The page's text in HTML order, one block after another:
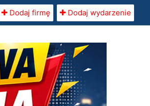
Dodaj firmę Dodaj wydarzenie